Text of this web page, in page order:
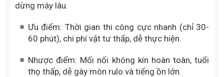
dừng máy lâu.
Ưu điểm: Thời gian thi công cực nhanh (chỉ 30-
60 phút), chi phí vật tư thấp, dễ thực hiện.
Nhược điểm: Mối nối không kín hoàn toàn, tuổi
thọ thấp, dễ gây mòn rulo và tiếng ồn lớn.